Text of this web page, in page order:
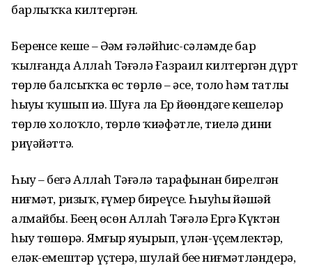
барлыҡҡа килтергән.
Беренсе кеше – Әҙәм ғәләйһис-сәләмде бар
ҡылғанда Аллаһ Тәғәлә Ғазраил килтергән дүрт
төрлө балсыҡҡа өс төрлө – әсе, тоҙло һәм татлы
һыуҙы ҡушып иҙә. Шуға ла Ер йөҙөндәге кешеләр
төрлө холоҡло, төрлө ҡиәфәтле, тиелә дини
риүәйәттә.
Һыу – беҙгә Аллаһ Тәғәлә тарафынан бирелгән
ниғмәт, ризыҡ, ғүмер биреүсе. Һыуһыҙ йәшәй
алмайбыҙ. Беҙҙең өсөн Аллаһ Тәғәлә Ергә Күктән
һыу төшөрә. Ямғыр яуҙырып, үлән-үҫемлектәр,
еләк-емештәр үҫтерә, шулай беҙҙе ниғмәтләндерә,